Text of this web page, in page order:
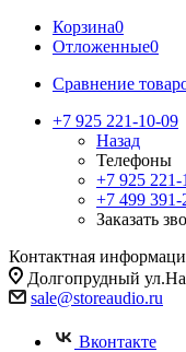
Корзина0
Отложенные0
Сравнение
+7 925 221-10-09
Назад
Телефоны
+7 925 221-
+7 499 391-
Заказать
Контактная
Долгопрудный
sale@storeaudio.ru
Вконтакте